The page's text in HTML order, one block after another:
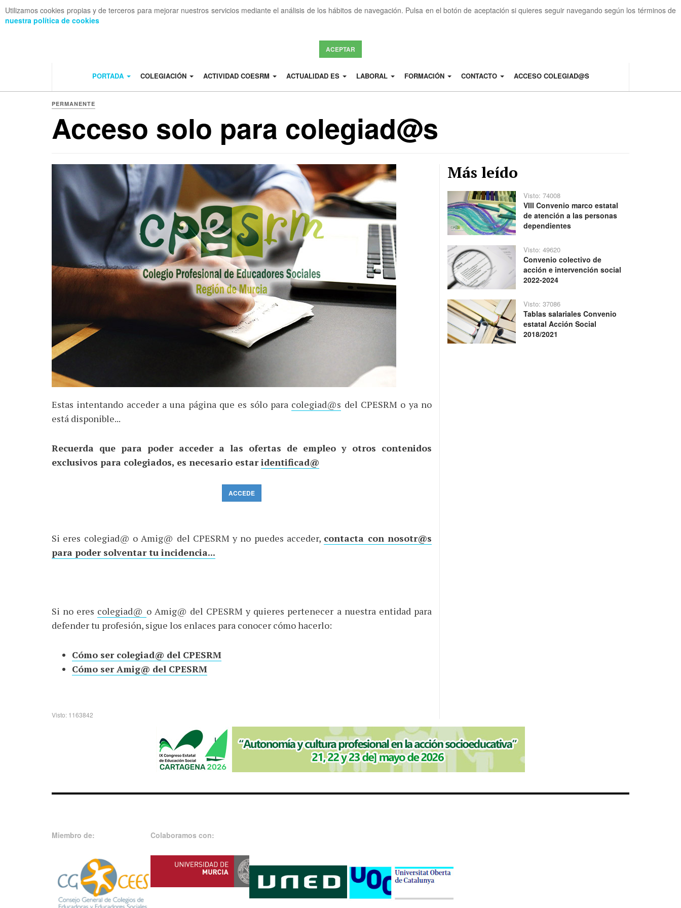
Utilizamos cookies propias y de terceros para mejorar nuestros servicios mediante el análisis de los hábitos de navegación. Pulsa en el botón de aceptación si quieres seguir navegando según los términos de
nuestra política de cookies
ACEPTAR
PORTADA COLEGIACIÓN ACTIVIDAD COESRM ACTUALIDAD ES LABORAL FORMACIÓN CONTACTO ACCESO COLEGIAD@S
PERMANENTE
Acceso solo para colegiad@s
Estas intentando acceder a una página que es sólo para colegiad@s del CPESRM o ya no
está disponible...
Recuerda que para poder acceder a las ofertas de empleo y otros contenidos
exclusivos para colegiados, es necesario estaridentificad@
ACCEDE
Si eres colegiad@ o Amig@ del CPESRM y no puedes acceder, contacta con nosotr@s
para poder solventar tu incidencia...
Si no eres colegiad@ o Amig@ del CPESRM y quieres pertenecer a nuestra entidad para
defender tu profesión, sigue los enlaces para conocer cómo hacerlo:
Cómo ser colegiad@ del CPESRM
Cómo ser Amig@ del CPESRM
Visto: 1163842
Más leído
Visto: 74008
VIII Convenio marco estatal
de atención a las personas
dependientes
Visto: 49620
Convenio colectivo de
acción e intervención social
2022-2024
Visto: 37086
Tablas salariales Convenio
estatal Acción Social
2018/2021
Miembro de: Colaboramos con: